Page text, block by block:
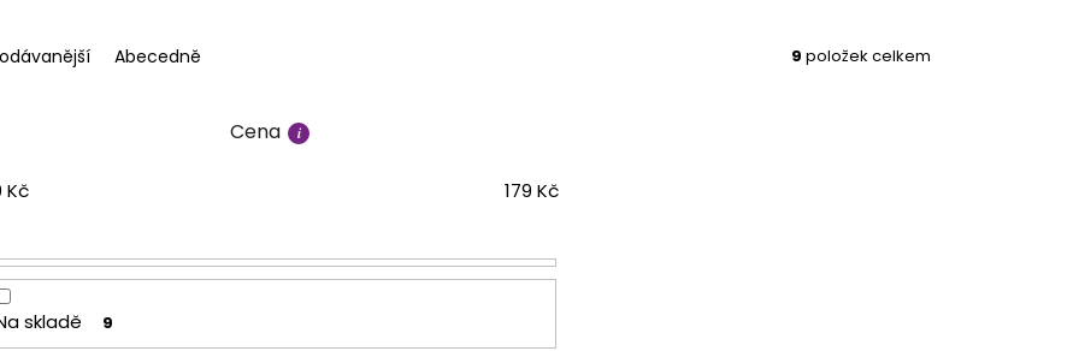
Abecedně 9 položek celkem
Cena
Kč 179 Kč
skladě 9